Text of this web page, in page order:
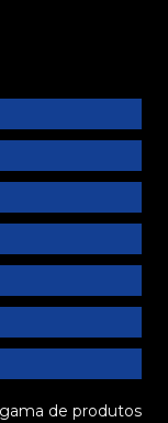
de produtos